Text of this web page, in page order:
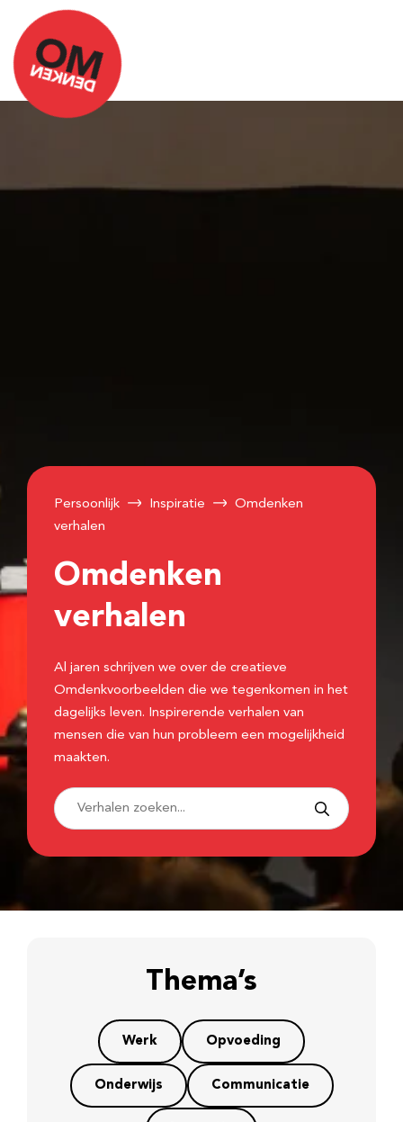
Persoonlijk Inspiratie
Omdenken
verhalen
Omdenken
verhalen
Al jaren schrijven we over de creatieve
Omdenkvoorbeelden die we tegenkomen in het
dagelijks leven. Inspirerende verhalen van
mensen die van hun probleem een mogelijkheid
maakten.
Thema’s
Werk Opvoeding
Onderwijs Communicatie